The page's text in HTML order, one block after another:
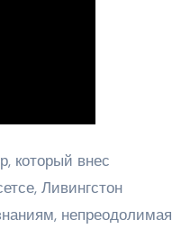
который внес
Ливингстон
непреодолимая